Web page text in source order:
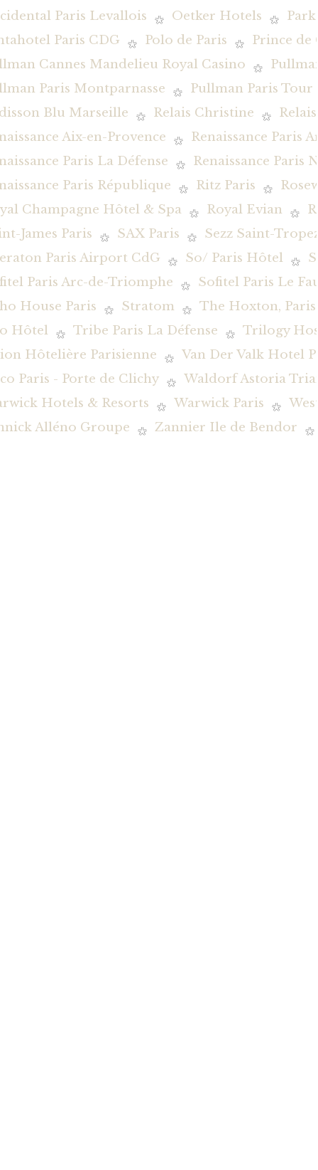
Paris Levallois Oetker Hotels
Paris CDG
Polo de Paris
Prince de
Cannes Mandelieu Royal Casino
Paris Montparnasse
Pullman Paris Tour
Blu Marseille
Relais Christine
Aix-en-Provence
Renaissance Paris
Paris La Défense
Renaissance Paris
Paris République
Ritz Paris
Champagne Hôtel & Spa
Royal Evian
James Paris
SAX Paris
Sezz Saint-
Paris Airport CdG
So/ Paris Hôtel
Paris Arc-de-Triomphe
Sofitel Paris Le
House Paris
Stratom
The Hoxton, Paris
Hôtel
Tribe Paris La Défense
Trilogy
Hôtelière Parisienne
Van Der Valk Hotel
Paris - Porte de Clichy
Waldorf Astoria
Hotels & Resorts
Warwick Paris
Alléno Groupe
Zannier Ile de Bendor